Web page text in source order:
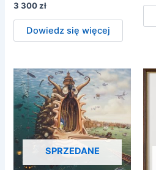
3 300zł
Dowiedz się więcej
SPRZEDANE